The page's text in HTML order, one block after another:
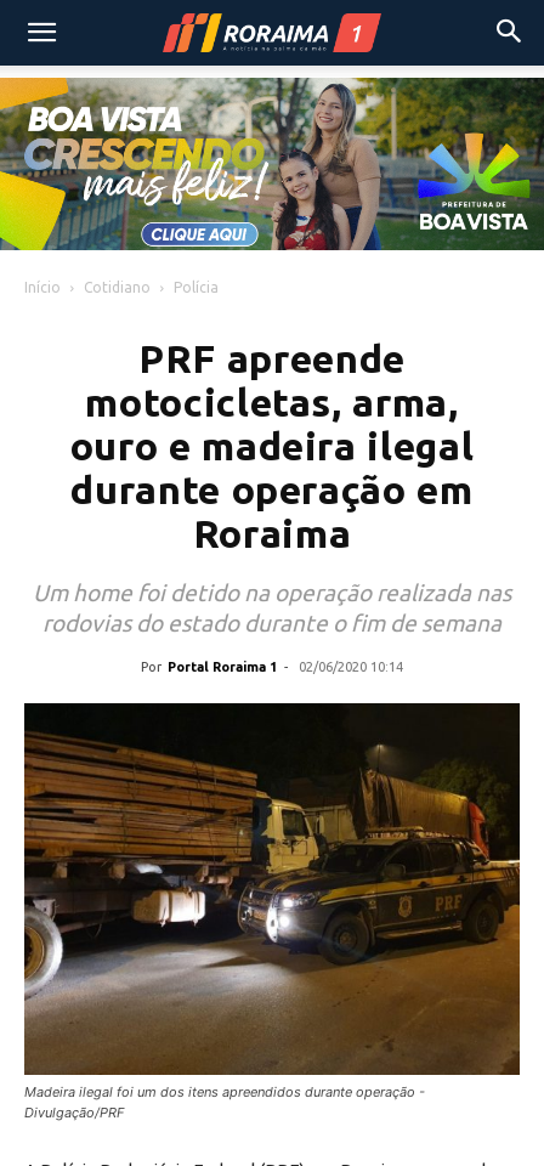
Início Cotidiano Polícia
PRF apreende
motocicletas, arma,
ouro e madeira ilegal
durante operação em
Roraima
Um home foi detido na operação realizada nas
rodovias do estado durante o fim de semana
Por Portal Roraima 1 - 02/06/2020 10:14
Madeira ilegal foi um dos itens apreendidos durante operação -
Divulgação/PRF